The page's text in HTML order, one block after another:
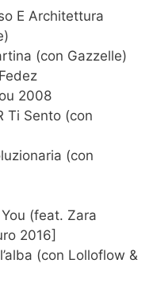
E Architettura
(con Gazzelle)
2008
Ti Sento (con
(con
You (feat. Zara
2016]
(con Lolloflow &